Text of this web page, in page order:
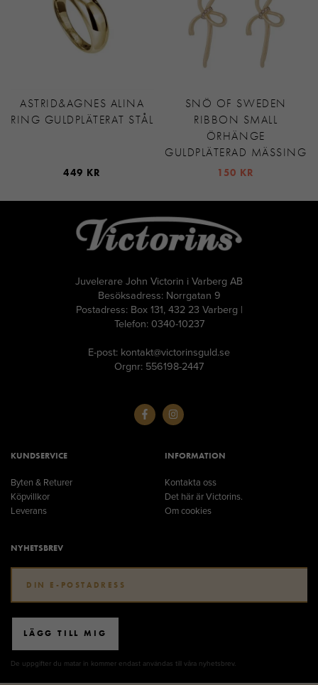
ASTRID&AGNES ALINA
RING GULDPLÄTERAT STÅL
449 KR
SNÖ OF SWEDEN
RIBBON SMALL
ÖRHÄNGE
GULDPLÄTERAD MÄSSING
150 KR
Juvelerare John Victorin i Varberg AB
Besöksadress: Norrgatan 9
Postadress: Box 131, 432 23 Varberg |
Telefon: 0340-10237
E-post: kontakt@victorinsguld.se
Orgnr: 556198-2447
KUNDSERVICE
Byten & Returer
Köpvillkor
Leverans
INFORMATION
Kontakta oss
Det här är Victorins.
Om cookies
NYHETSBREV
LÄGG TILL MIG
De uppgifter du matar in kommer endast användas till våra nyhetsbrev.